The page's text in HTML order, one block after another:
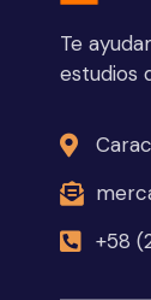
Te
estudios
+58